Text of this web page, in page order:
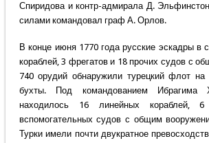
Спиридова и контр-адмирала Д.
силами командовал граф А. Орлов.
В конце июня 1770 года русские эскадры в
кораблей, 3 фрегатов и 18 прочих судов с
740 орудий обнаружили турецкий флот на
бухты. Под командованием Ибрагима
находилось 16 линейных кораблей,
вспомогательных судов с общим
Турки имели почти двукратное